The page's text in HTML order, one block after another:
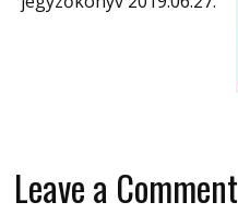
Leave a Comment